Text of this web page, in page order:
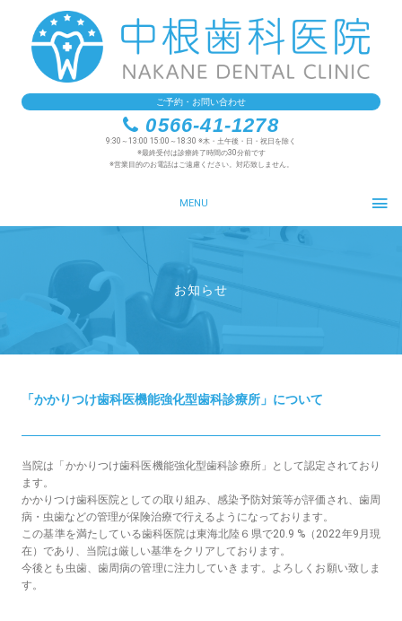
ご予約・お問い合わせ
0566-41-1278
9:30～13:00 15:00～18:30 ※木・土午後・日・祝日を除く
※最終受付は診療終了時間の30分前です
※営業目的のお電話はご遠慮ください。対応致しません。
MENU
お知らせ
「かかりつけ歯科医機能強化型歯科診療所」について
当院は「かかりつけ歯科医機能強化型歯科診療所」として認定されており
ます。
かかりつけ歯科医院としての取り組み、感染予防対策等が評価され、歯周
病・虫歯などの管理が保険治療で行えるようになっております。
この基準を満たしている歯科医院は東海北陸６県で20.9 %（2022年9月現
在）であり、当院は厳しい基準をクリアしております。
今後とも虫歯、歯周病の管理に注力していきます。よろしくお願い致しま
す。